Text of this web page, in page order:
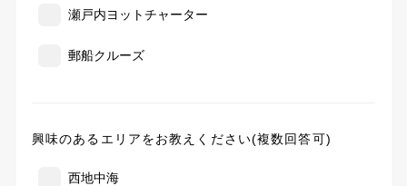
瀬戸内ヨットチャーター
郵船クルーズ
興味のあるエリアをお教えください(複数回答可)
西地中海